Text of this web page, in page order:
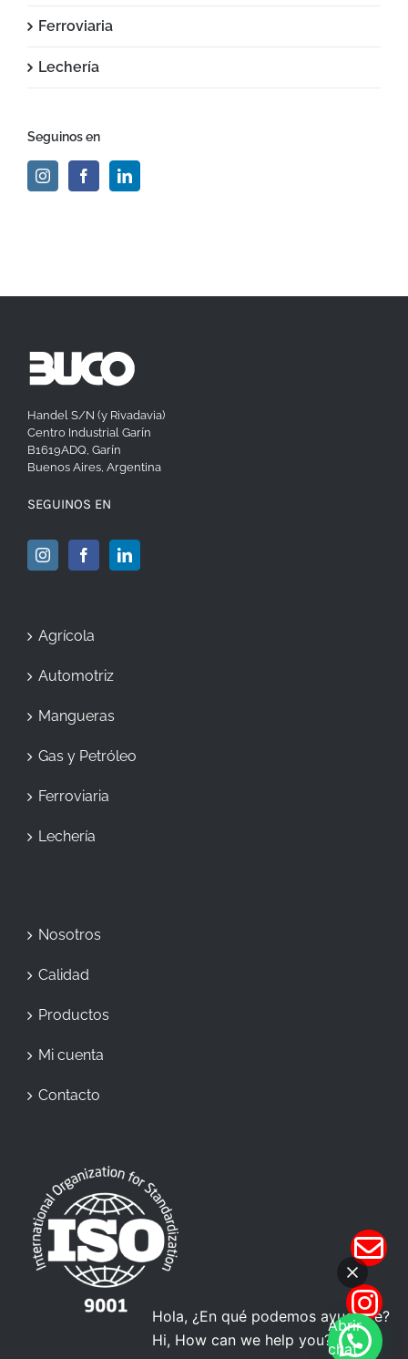
Ferroviaria
Lechería
Seguinos en
Handel S/N (y Rivadavia)
Centro Industrial Garín
B1619ADQ, Garín
Buenos Aires, Argentina
SEGUINOS EN
Agrícola
Automotriz
Mangueras
Gas y Petróleo
Ferroviaria
Lechería
Nosotros
Calidad
Productos
Mi cuenta
Contacto
Abrir
chat
Hola, ¿En qué podemos ayudarte?
Hi, How can we help you?